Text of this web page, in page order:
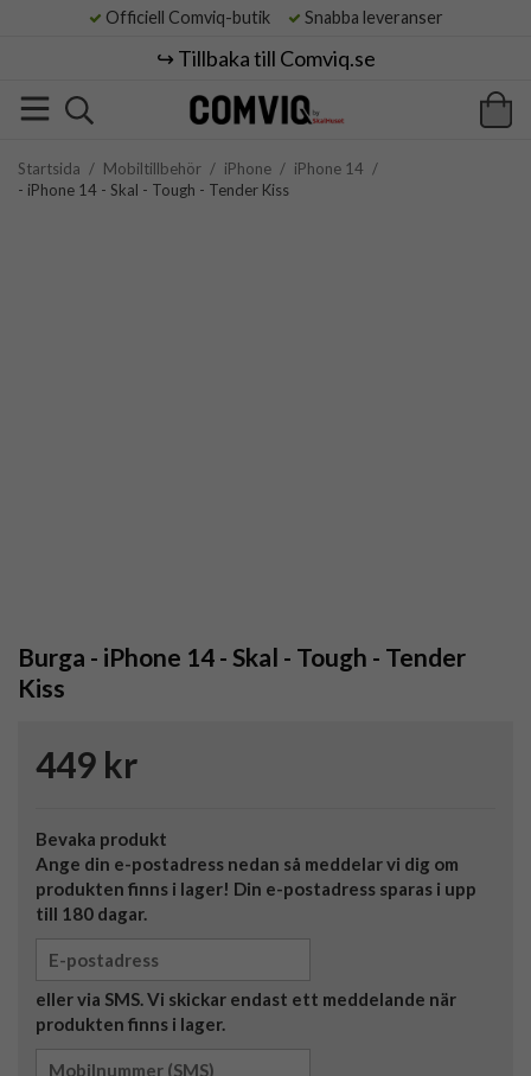
Officiell Comviq-butik Snabba leveranser
↪️ Tillbaka till Comviq.se
Startsida / Mobiltillbehör / iPhone / iPhone 14 /
- iPhone 14 - Skal - Tough - Tender Kiss
Burga - iPhone 14 - Skal - Tough - Tender
Kiss
449 kr
Bevaka produkt
Ange din e-postadress nedan så meddelar vi dig om
produkten finns i lager! Din e-postadress sparas i upp
till 180 dagar.
eller via SMS. Vi skickar endast ett meddelande när
produkten finns i lager.